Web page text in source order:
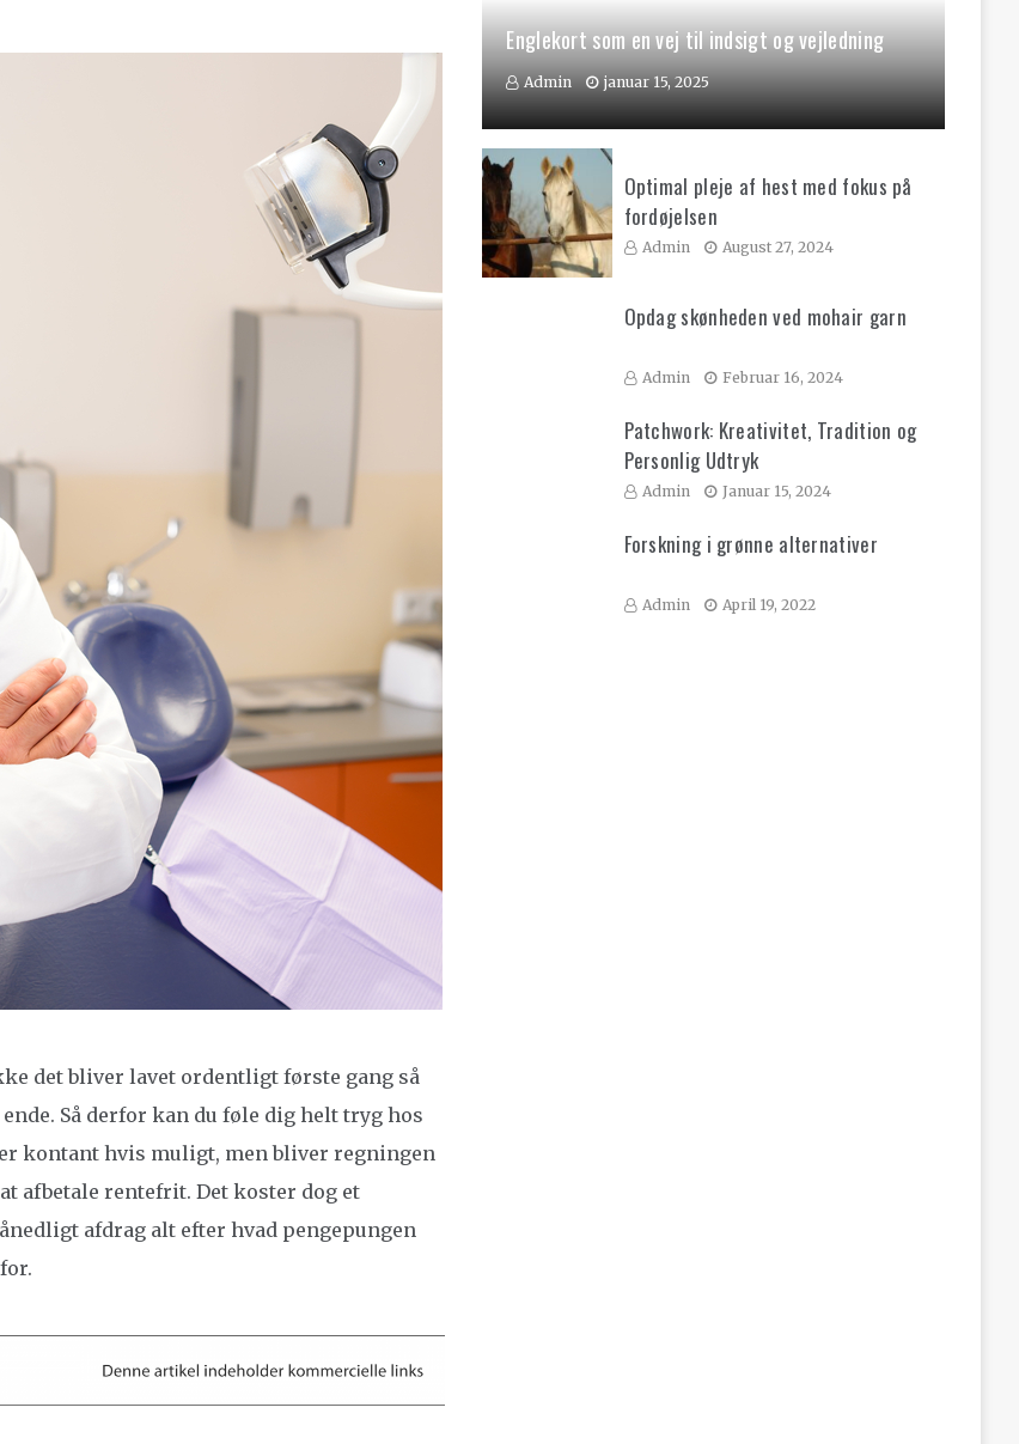
det bliver lavet ordentligt første gang så
Så derfor kan du føle dig helt tryg hos
kontant hvis muligt, men bliver regningen
afbetale rentefrit. Det koster dog et
afdrag alt efter hvad pengepungen
Englekort som en vej til indsigt og vejledning
Admin januar 15, 2025
Optimal pleje af hest med fokus på
fordøjelsen
Admin August 27, 2024
Opdag skønheden ved mohair garn
Admin Februar 16, 2024
Patchwork: Kreativitet, Tradition og
Personlig Udtryk
Admin Januar 15, 2024
Forskning i grønne alternativer
Admin April 19, 2022